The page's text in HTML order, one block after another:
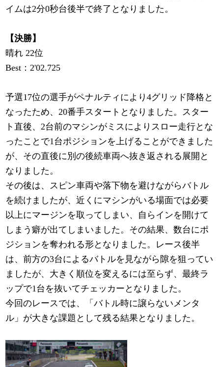
イムは2分0秒台後半で終了となりました。
【決勝】
晴れ 22位
Best：2'02.725
予選17位の選手がペナルティにより4グリッド降格と
なったため、20番手スタートとなりました。スター
ト直後、2台前のマシンがミスによりスロー走行とな
ったことで1台ポジションを上げることができました
が、その直後に別の後続車両へ抜き返される展開と
なりました。
その後は、スピン車両や落下物を避けながらバトル
を続けましたが、近くにマシンがいる場面では必要
以上にマージンを取ってしまい、自らインを開けて
しまう癖が出てしまいました。その結果、数台にポ
ジションを奪われる形となりました。レース後半
は、前方の3台によるバトルを見ながら隙を狙ってい
ましたが、大きく順位を変えるには至らず、最終ラ
ップで1台を抜いてチェッカーとなりました。
今回のレースでは、「バトル時に譲らないメンタ
ル」が大きな課題として残る結果となりました。